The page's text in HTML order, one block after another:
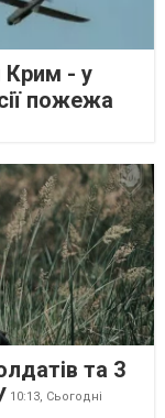
Крим - у
пожежа
та 3
10:13, Сьогодні